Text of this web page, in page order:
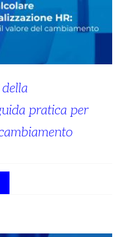
pratica per